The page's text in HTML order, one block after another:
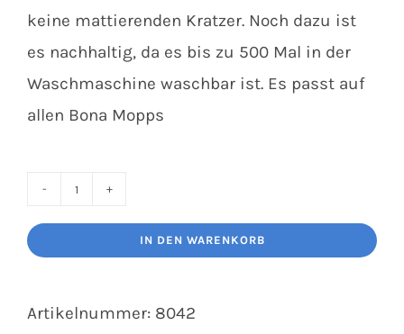
keine mattierenden Kratzer. Noch dazu ist
es nachhaltig, da es bis zu 500 Mal in der
Waschmaschine waschbar ist. Es passt auf
allen Bona Mopps
MikrofaserIN DEN WARENKORB
Artikelnummer: 8042